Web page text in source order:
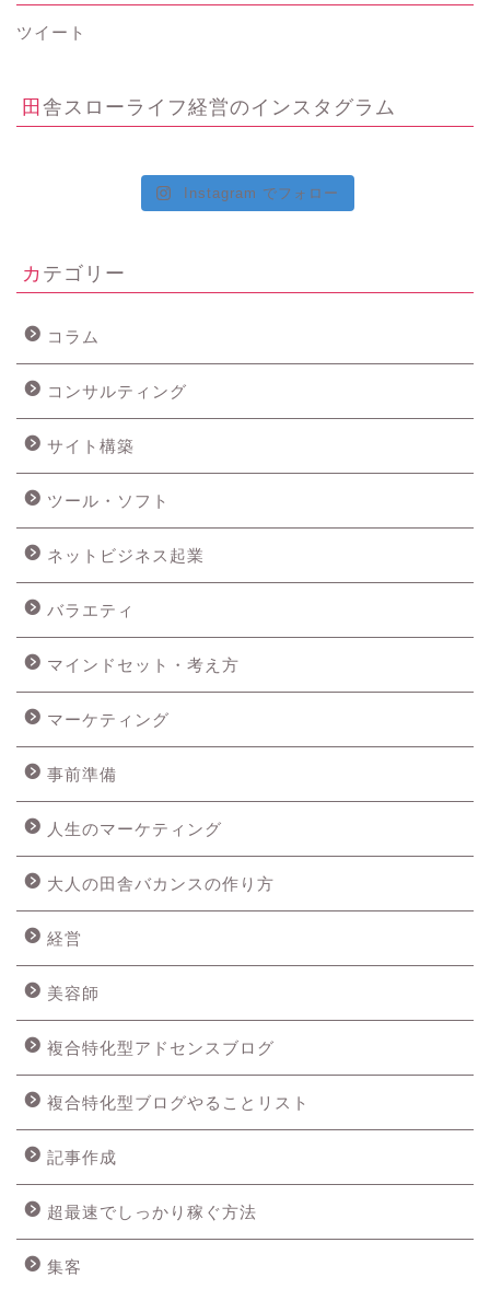
ツイート
田舎スローライフ経営のインスタグラム
Instagram でフォロー
カテゴリー
コラム
コンサルティング
サイト構築
ツール・ソフト
ネットビジネス起業
バラエティ
マインドセット・考え方
マーケティング
事前準備
人生のマーケティング
大人の田舎バカンスの作り方
経営
美容師
複合特化型アドセンスブログ
複合特化型ブログやることリスト
記事作成
超最速でしっかり稼ぐ方法
集客